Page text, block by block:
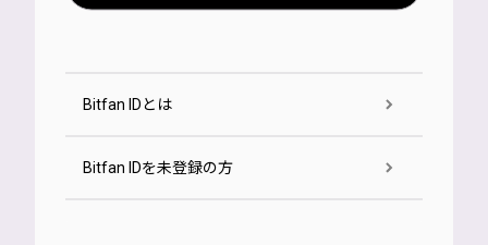
Bitfan IDとは
Bitfan IDを未登録の方